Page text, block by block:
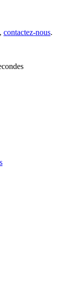
contactez-nous.